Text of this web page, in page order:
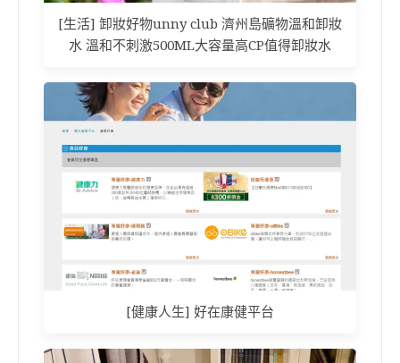
[生活] 卸妝好物unny club 濟州島礦物溫和卸妝
水 溫和不刺激500ML大容量高CP值得卸妝水
[健康人生] 好在康健平台